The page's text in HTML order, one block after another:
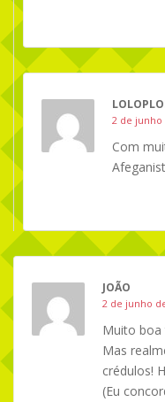
2 de junho
Com
JOÃO
2 de junho
Muito boa
Mas
crédulos!
(Eu